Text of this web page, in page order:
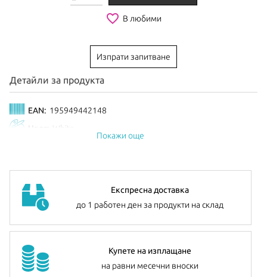
favorite_border В любими
Изпрати запитване
Детайли за продукта
EAN: 195949442148
White
Покажи още
Експресна доставка
до 1 работен ден за продукти на склад
Купете на изплащане
на равни месечни вноски